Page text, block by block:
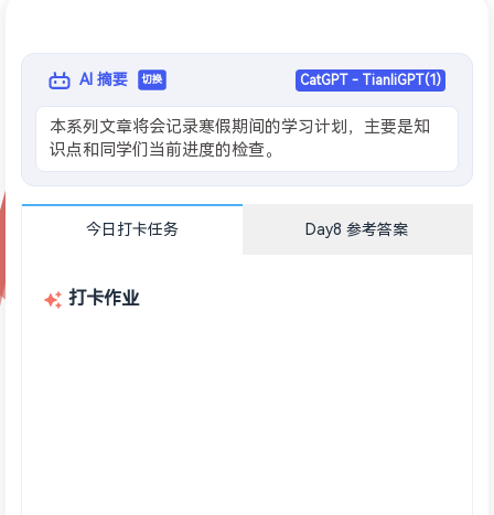
AI 摘要 切换 CatGPT - TianliGPT(1)
本系列文章将会记录寒假期间的学习计划，主要是知
识点和同学们当前进度的检查。
今日打卡任务 Day8 参考答案
打卡作业